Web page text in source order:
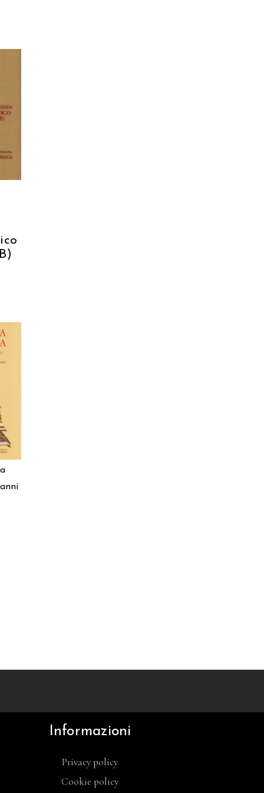
Informazioni
Privacy policy
Cookie policy